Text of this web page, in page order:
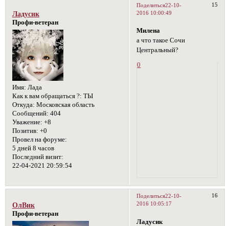
Поделиться 15
22-10-
2016 10:00:49
Ладусик
Профи-ветеран
Имя: Лада
Как к вам обращаться ?: ТЫ
Откуда: Московская область
Сообщений: 404
Уважение: +8
Позитив: +0
Провел на форуме:
5 дней 8 часов
Последний визит:
22-04-2021 20:59:54
Милена
а что такое Сочи
Центральный?
0
Поделиться 16
22-10-
2016 10:05:17
ОлВик
Профи-ветеран
Ладусик